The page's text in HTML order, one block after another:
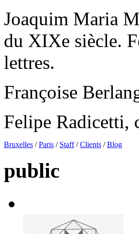
Joaquim Maria
du XIXe siècle.
lettres.
Françoise
Felipe Radicetti,
Bruxelles /Paris / Staff/Clients /Blog
public